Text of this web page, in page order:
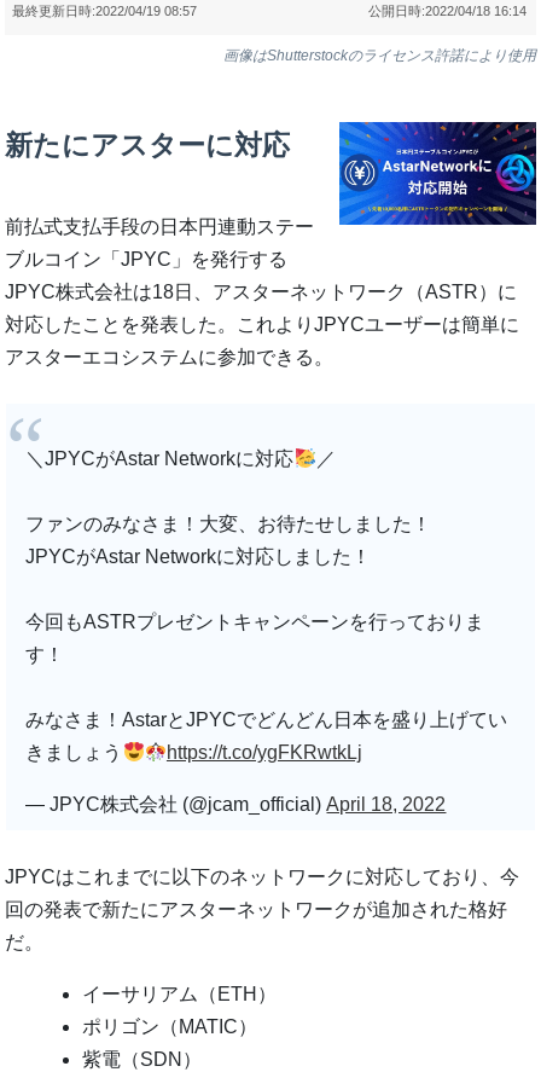
公開日時:2022/04/18 16:14
最終更新日時:2022/04/19 08:57
画像はShutterstockのライセンス許諾により使用
新たにアスターに対応
前払式支払手段の日本円連動ステー
ブルコイン「JPYC」を発行する
JPYC株式会社は18日、アスターネットワーク（ASTR）に
対応したことを発表した。これよりJPYCユーザーは簡単に
アスターエコシステムに参加できる。
＼JPYCがAstar Networkに対応 ／
ファンのみなさま！大変、お待たせしました！
JPYCがAstar Networkに対応しました！
今回もASTRプレゼントキャンペーンを行っておりま
す！
みなさま！AstarとJPYCでどんどん日本を盛り上げてい
きましょう
https://t.co/ygFKRwtkLj
— JPYC株式会社 (@jcam_official)April 18, 2022
JPYCはこれまでに以下のネットワークに対応しており、今
回の発表で新たにアスターネットワークが追加された格好
だ。
イーサリアム（ETH）
ポリゴン（MATIC）
紫電（SDN）